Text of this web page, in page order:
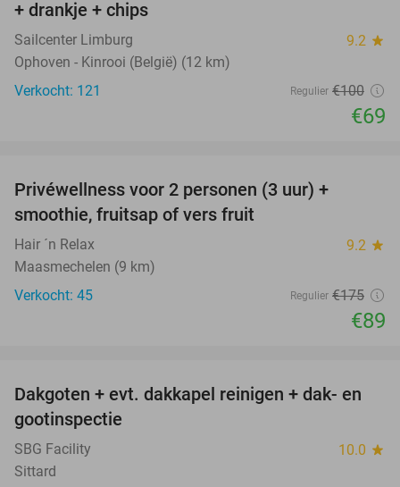
+ drankje + chips
Sailcenter Limburg 9.2 star
Ophoven - Kinrooi (België) (12 km)
Verkocht: 121
Regulier €100
€69
Privéwellness voor 2 personen (3 uur) +
smoothie, fruitsap of vers fruit
Hair ´n Relax 9.2 star
Maasmechelen (9 km)
Verkocht: 45
Regulier €175
€89
41%
Dakgoten + evt. dakkapel reinigen + dak- en
gootinspectie
SBG Facility 10.0 star
Sittard